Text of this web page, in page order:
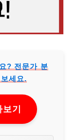
? 전문가 분
세요.
기